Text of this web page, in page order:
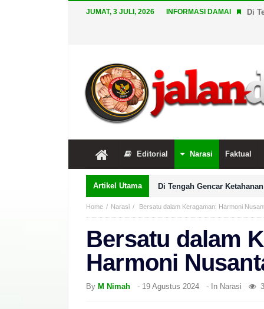
JUMAT, 3 JULI, 2026 INFORMASI DAMAI Di
Editorial Narasi Faktual
Artikel Utama Di Tengah Gencar
Home Narasi Bersatu dalam Keragaman: Harmoni
Bersatu dalam
Harmoni
By M Nimah - 19 Agustus 2024 - In Narasi